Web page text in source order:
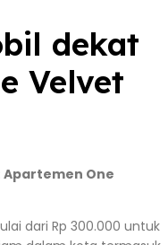
dekat
Velvet
One
dari Rp 300.000 untuk